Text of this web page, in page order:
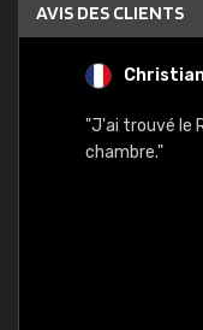
AVIS DES CLIENTS
"J'ai trouvé le
chambre."